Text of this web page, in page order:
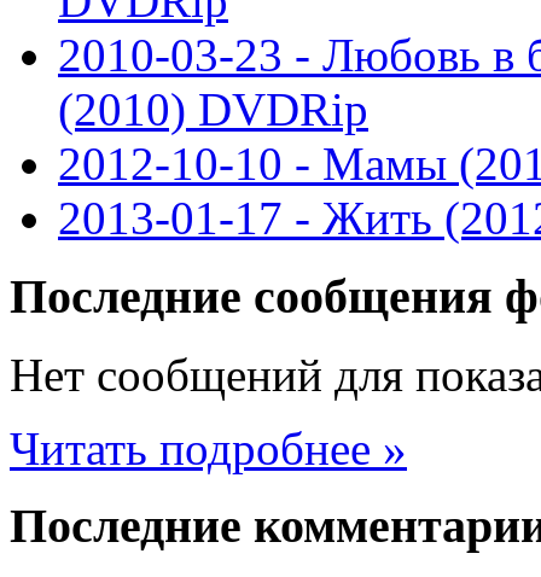
2010-03-23 - Любовь в
(2010) DVDRip
2012-10-10 - Мамы
2013-01-17 - Жить
Последние сообщения
Нет сообщений для
Читать подробнее »
Последние